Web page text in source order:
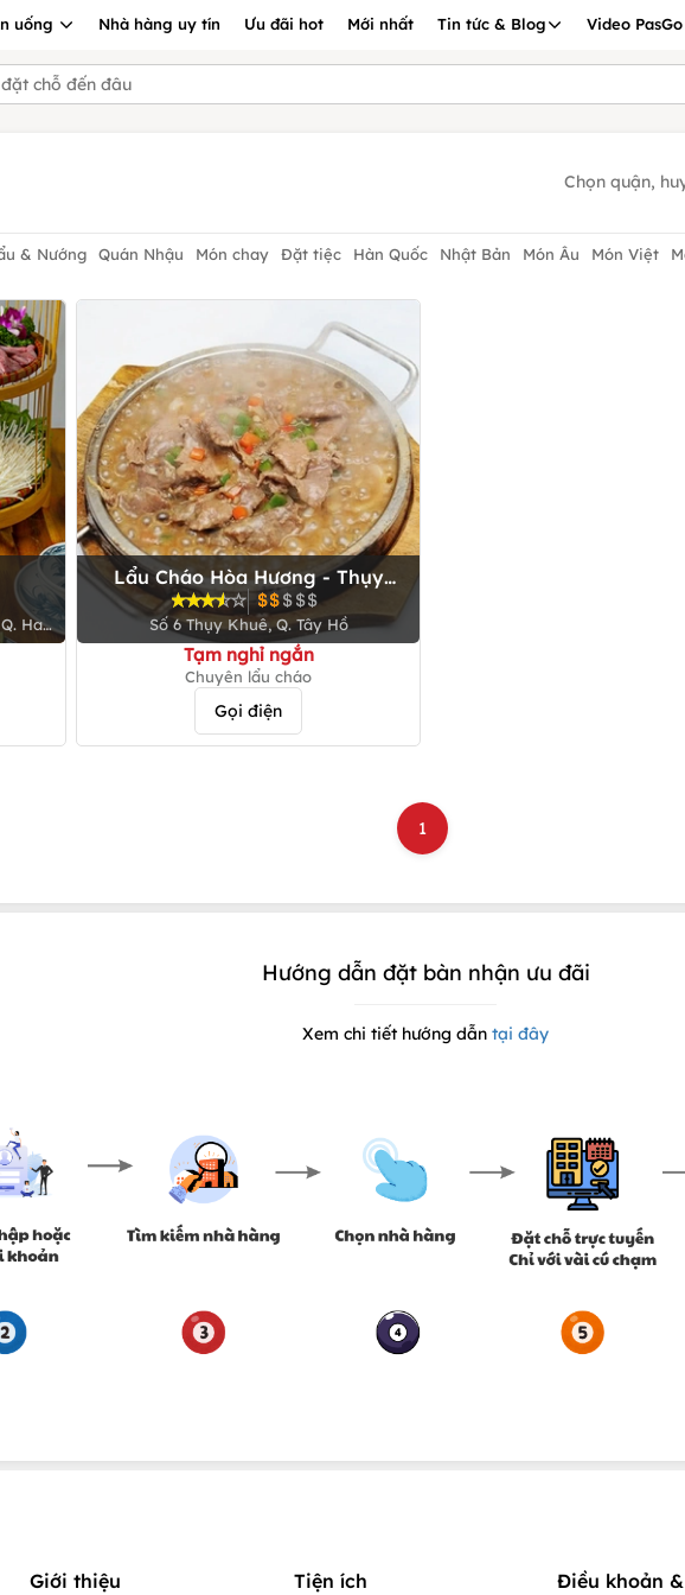
uống Nhà hàng uy tín Ưu đãi hot Mới nhất Tin tức & Blog Video PasGo
Chọn quận,
& Nướng Quán Nhậu Món chay Đặt tiệc Hàn Quốc Nhật Bản Món Âu Món Việt
Hai
Lẩu Cháo Hòa Hương - Thụy
Khuê
Số 6 Thụy Khuê, Q. Tây Hồ
Tạm nghỉ ngắn
Chuyên lẩu cháo
Gọi điện
1
Hướng dẫn đặt bàn nhận ưu đãi
Xem chi tiết hướng dẫn tại đây
Giới thiệu Tiện ích Điều khoản